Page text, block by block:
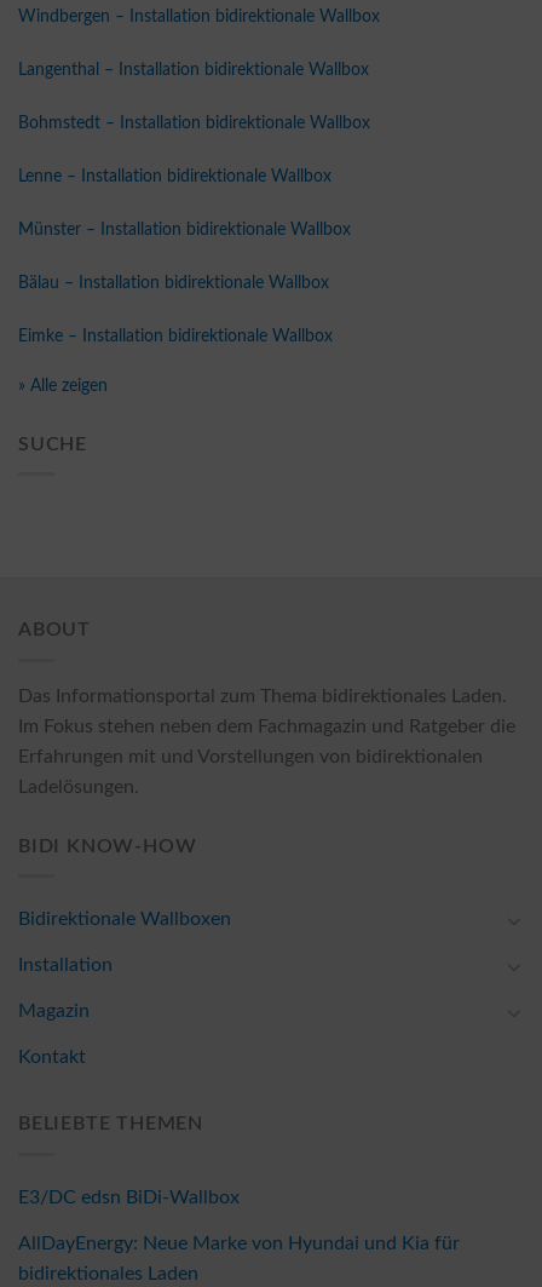
Windbergen – Installation bidirektionale Wallbox
Langenthal – Installation bidirektionale Wallbox
Bohmstedt – Installation bidirektionale Wallbox
Lenne – Installation bidirektionale Wallbox
Münster – Installation bidirektionale Wallbox
Bälau – Installation bidirektionale Wallbox
Eimke – Installation bidirektionale Wallbox
» Alle zeigen
SUCHE
ABOUT
Das Informationsportal zum Thema bidirektionales Laden.
Im Fokus stehen neben dem Fachmagazin und Ratgeber die
Erfahrungen mit und Vorstellungen von bidirektionalen
Ladelösungen.
BIDI KNOW-HOW
Bidirektionale Wallboxen
Installation
Magazin
Kontakt
BELIEBTE THEMEN
E3/DC edsn BiDi-Wallbox
AllDayEnergy: Neue Marke von Hyundai und Kia für
bidirektionales Laden